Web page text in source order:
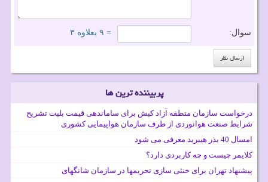
سوال: = ۹ بعلاوه ۳
پربیننده ترین ها
درخواست سازمان منطقه آزاد کیش برای ساماندهی قیمت بلیت تشریح
شرایط صنعت هوانوردی از طرف سازمان هواپیمایی کشوری
امسال 40 بذر هیبرید معرفی می شود
کلایمر چیست و چه کاربردی دارد؟
پیشنهاد تهران برای خنثی سازی تحریمها در سازمان شانگهای